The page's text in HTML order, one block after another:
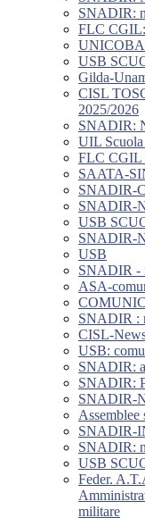
SNADIR:
FLC CGIL:
USB
Gilda-
CISL
2025/2026
SNADIR:
UIL
FLC CGIL
SAATA-
SNADIR-
SNADIR-
USB
SNADIR-
USB
SNADIR -
ASA-
SNADIR :
CISL-
USB:
SNADIR:
SNADIR:
SNADIR-
Assemblee
SNADIR-
SNADIR:
USB
Feder.
militare